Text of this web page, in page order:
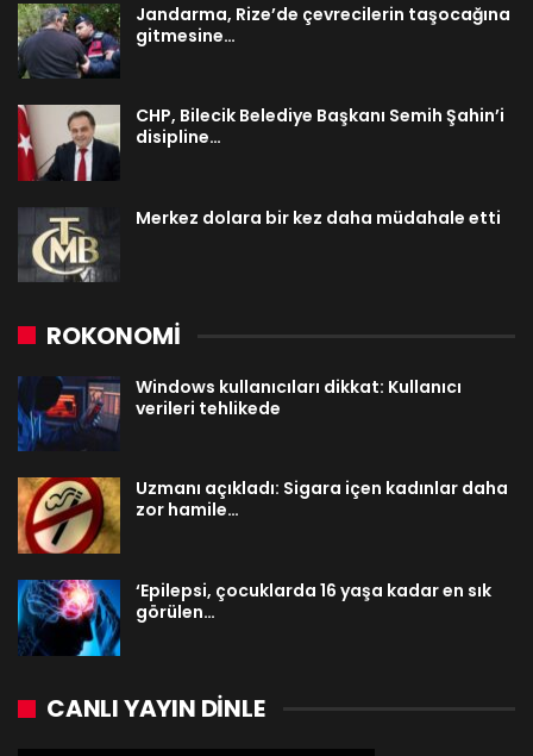
Jandarma, Rize’de çevrecilerin taşocağına
gitmesine…
CHP, Bilecik Belediye Başkanı Semih Şahin’i
disipline…
Merkez dolara bir kez daha müdahale etti
ROKONOMİ
Windows kullanıcıları dikkat: Kullanıcı
verileri tehlikede
Uzmanı açıkladı: Sigara içen kadınlar daha
zor hamile…
‘Epilepsi, çocuklarda 16 yaşa kadar en sık
görülen…
CANLI YAYIN DINLE